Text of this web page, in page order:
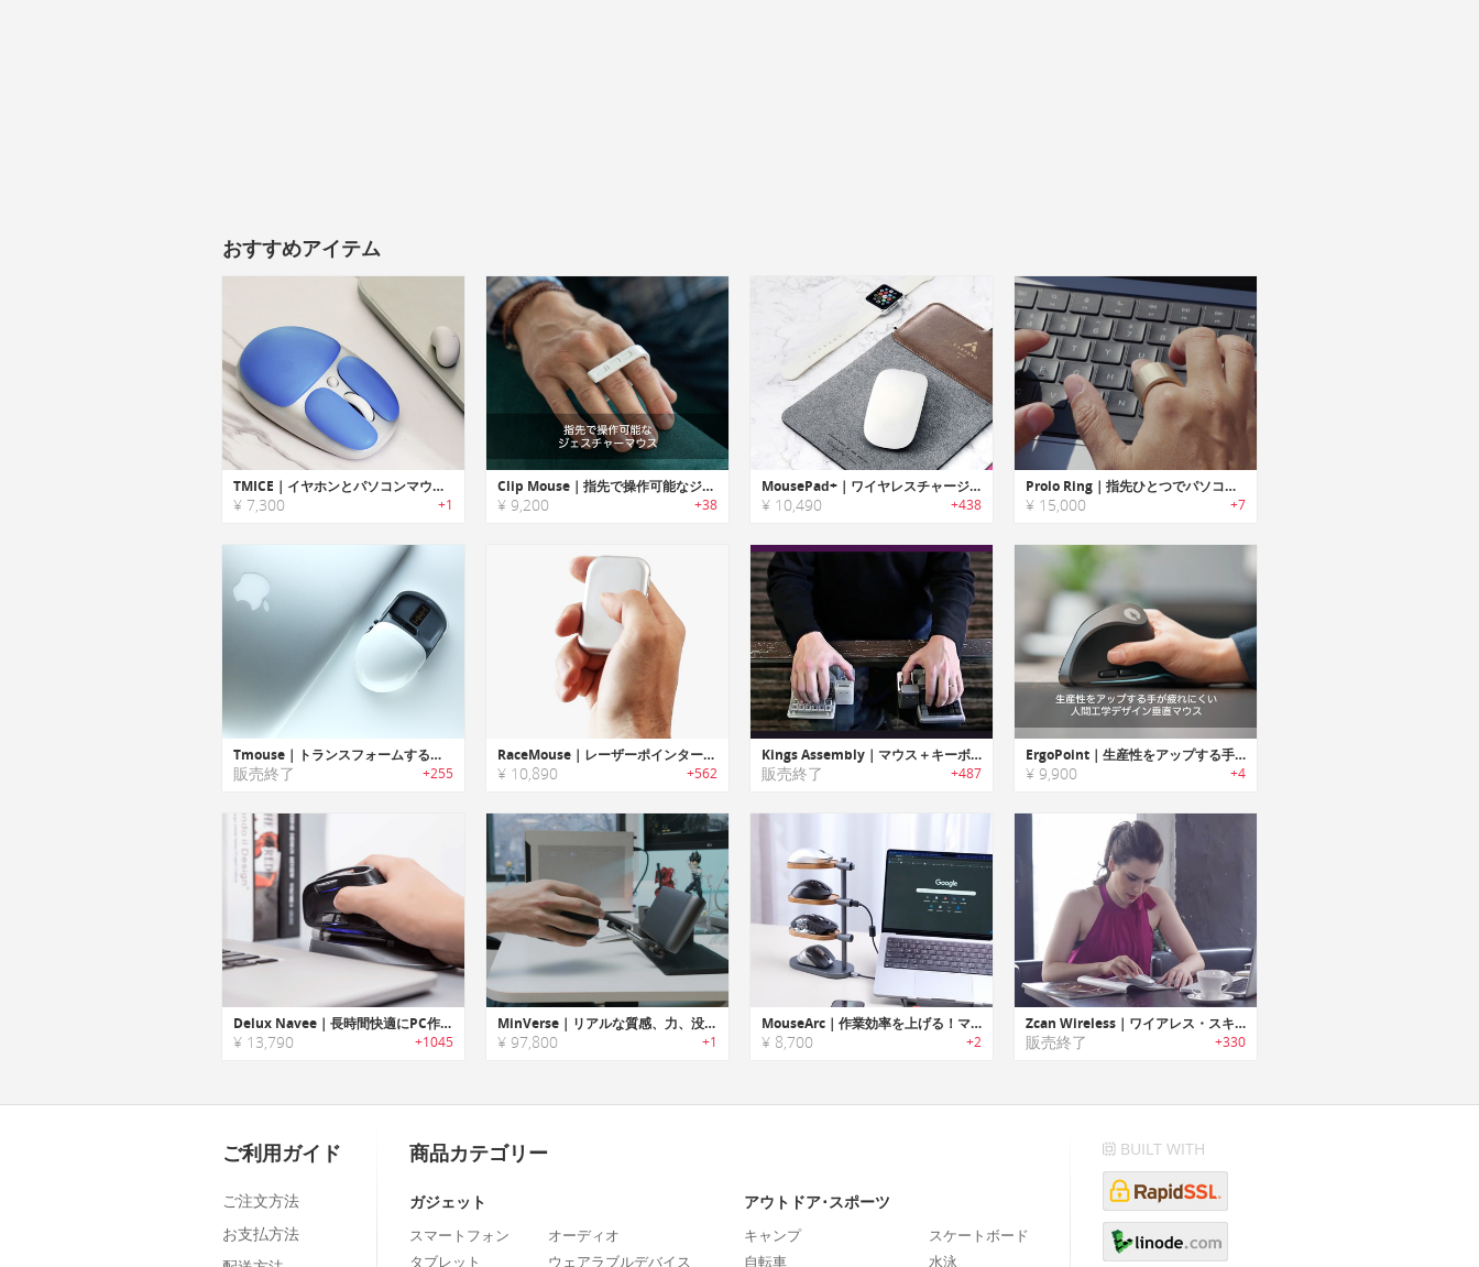
おすすめアイテム
TMICE｜イヤホンとパソコンマウスの2-in-1デバイス
¥ 7,300 +1
Clip Mouse｜指先で操作可能なジェスチャーマウス
¥ 9,200 +38
MousePad+｜ワイヤレスチャージ機能搭載マウスパッド「マウスパッドプラス」
¥ 10,490 +438
Prolo Ring｜指先ひとつでパソコンを操るカスタマイズ可能なスマートリング
¥ 15,000 +7
Tmouse｜トランスフォームするマウス「ティーマウス」
販売終了 +255
RaceMouse｜レーザーポインター・タッチパッドとしても使える多機能トラベルマウス「レースマウス」
¥ 10,890 +562
Kings Assembly｜マウス＋キーボード＋ジョイスティック
販売終了 +487
ErgoPoint｜生産性をアップする手が疲れにくい人間工学デザイン垂直マウス「エルゴポイント」
¥ 9,900 +4
Delux Navee｜長時間快適にPC作業ができる人間工学に基づいた垂直マウス「デラックスナーヴィー」
¥ 13,790 +1045
MinVerse｜リアルな質感、力、没入感を指先で体感できる3Dマウス
¥ 97,800 +1
MouseArc｜作業効率を上げる！マルチマウス対応スマートハブ
¥ 8,700 +2
Zcan Wireless｜ワイアレス・スキャナマウス
販売終了 +330
ご利用ガイド
ご注文方法
お支払方法
商品カテゴリー
ガジェット
スマートフォン
タブレット
オーディオ
ウェアラブルデバイス
アウトドア･スポーツ
キャンプ
自転車
スケートボード
水泳
BUILT WITH